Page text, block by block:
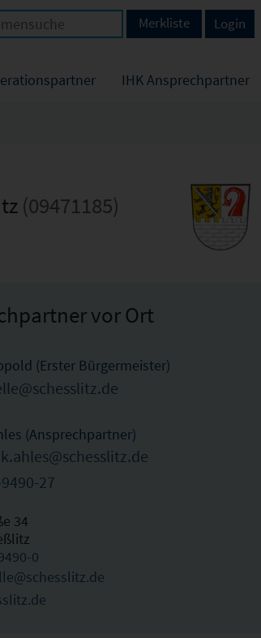
IHK Ansprechpartner
Login
Merkliste
(09471185)
vor Ort
(Erster Bürgermeister)
(Ansprechpartner)
27
34
0